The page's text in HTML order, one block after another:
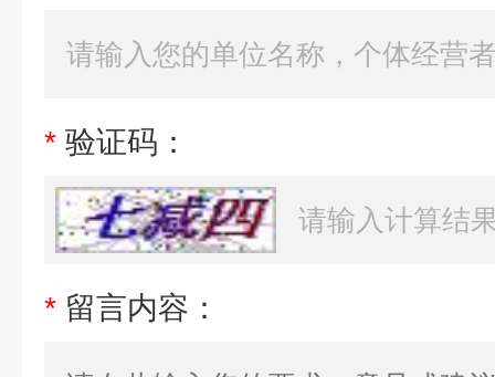
* 验证码：
* 留言内容：